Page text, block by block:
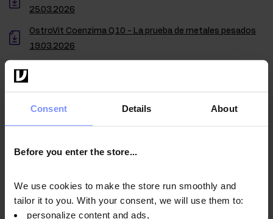
Consent Details About
Before you enter the store...
We use cookies to make the store run smoothly and
tailor it to you. With your consent, we will use them to:
personalize content and ads,
25.03.2026
OstroVit Coenzima Q10 - La prueba de metales pesados
19.03.2026
Instrucciones de uso
Información nutricional